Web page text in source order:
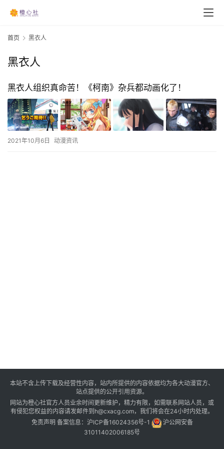
首页 黑衣人
黑衣人
黑衣人组织真命苦！《柯南》杂兵都动画化了！
2021年10月6日 动漫资讯
本站不含上传下载及经营性内容，站内所提供的内容依据均为各大动漫官方、
站点提供的公开引用资源。
网站为橙心社官方人员业余时间更新维护，精力有限，如需联系网站人员，或
有侵犯您权益的内容请发邮件到h@cxacg.com，我们将会在24小时内处理。
免责声明 备案信息： 沪ICP备16024356号-1
沪公网安备
31011402006185号